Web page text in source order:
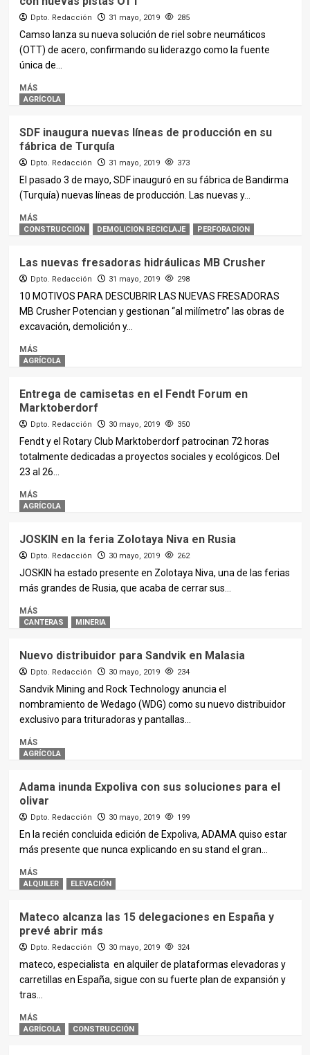
Dpto. Redacción 31 mayo, 2019 285
Camso lanza su nueva solución de riel sobre neumáticos
(OTT) de acero, confirmando su liderazgo como la fuente
única de...
MÁS
AGRÍCOLA
SDF inaugura nuevas líneas de producción en su
fábrica de Turquía
Dpto. Redacción 31 mayo, 2019 373
El pasado 3 de mayo, SDF inauguró en su fábrica de Bandirma
(Turquía) nuevas líneas de producción. Las nuevas y...
MÁS
CONSTRUCCIÓN DEMOLICION RECICLAJE PERFORACION
Las nuevas fresadoras hidráulicas MB Crusher
Dpto. Redacción 31 mayo, 2019 298
10 MOTIVOS PARA DESCUBRIR LAS NUEVAS FRESADORAS
MB Crusher Potencian y gestionan “al milímetro” las obras de
excavación, demolición y...
MÁS
AGRÍCOLA
Entrega de camisetas en el Fendt Forum en
Marktoberdorf
Dpto. Redacción 30 mayo, 2019 350
Fendt y el Rotary Club Marktoberdorf patrocinan 72 horas
totalmente dedicadas a proyectos sociales y ecológicos. Del
23 al 26...
MÁS
AGRÍCOLA
JOSKIN en la feria Zolotaya Niva en Rusia
Dpto. Redacción 30 mayo, 2019 262
JOSKIN ha estado presente en Zolotaya Niva, una de las ferias
más grandes de Rusia, que acaba de cerrar sus...
MÁS
CANTERAS MINERIA
Nuevo distribuidor para Sandvik en Malasia
Dpto. Redacción 30 mayo, 2019 234
Sandvik Mining and Rock Technology anuncia el
nombramiento de Wedago (WDG) como su nuevo distribuidor
exclusivo para trituradoras y pantallas...
MÁS
AGRÍCOLA
Adama inunda Expoliva con sus soluciones para el
olivar
Dpto. Redacción 30 mayo, 2019 199
En la recién concluida edición de Expoliva, ADAMA quiso estar
más presente que nunca explicando en su stand el gran...
MÁS
ALQUILER ELEVACIÓN
Mateco alcanza las 15 delegaciones en España y
prevé abrir más
Dpto. Redacción 30 mayo, 2019 324
mateco, especialista en alquiler de plataformas elevadoras y
carretillas en España, sigue con su fuerte plan de expansión y
tras...
MÁS
AGRÍCOLA CONSTRUCCIÓN